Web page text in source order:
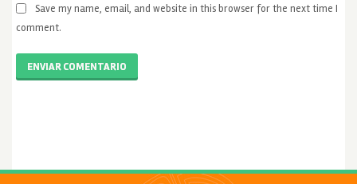
Save my name, email, and website in this browser for the next time I
comment.
ENVIAR COMENTARIO